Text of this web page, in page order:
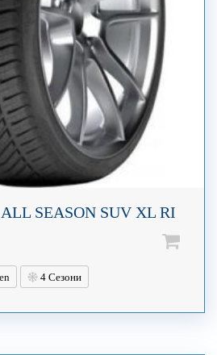
SEASON SUV XL RI
4 Сезони